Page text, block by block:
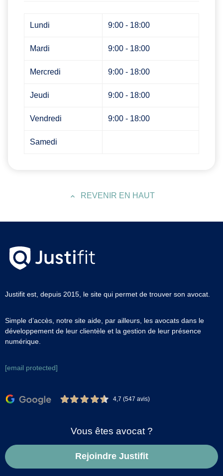
Lundi 9:00 - 18:00
Mardi 9:00 - 18:00
Mercredi 9:00 - 18:00
Jeudi 9:00 - 18:00
Vendredi 9:00 - 18:00
Samedi
REVENIR EN HAUT
Justifit est, depuis 2015, le site qui permet de trouver son avocat.
Simple d’accès, notre site aide, par ailleurs, les avocats dans le
développement de leur clientèle et la gestion de leur présence
numérique.
[email protected]
4,7 (547 avis)
Vous êtes avocat ?
Rejoindre Justifit